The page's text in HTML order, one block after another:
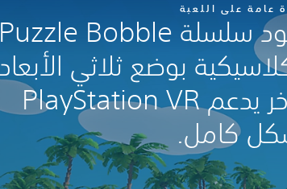
عامة على اللعبة
تعود سلسلة Puzzle Bobble
بوضع ثلاثي الأبعاد
فاخر يدعم PlayStation VR
كامل.